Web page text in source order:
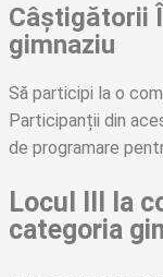
Câștigătorii
gimnaziu
Să participi la o
Participanții din
de programare
Locul III la
categoria